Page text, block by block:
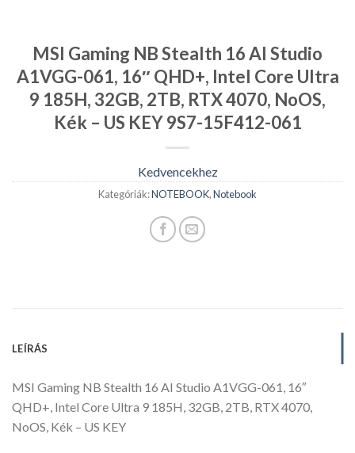
MSI Gaming NB Stealth 16 AI Studio
A1VGG-061, 16″ QHD+, Intel Core Ultra
9 185H, 32GB, 2TB, RTX 4070, NoOS,
Kék – US KEY 9S7-15F412-061
Kedvencekhez
Kategóriák:NOTEBOOK,Notebook
LEÍRÁS
MSI Gaming NB Stealth 16 AI Studio A1VGG-061, 16″
QHD+, Intel Core Ultra 9 185H, 32GB, 2TB, RTX 4070,
NoOS, Kék – US KEY